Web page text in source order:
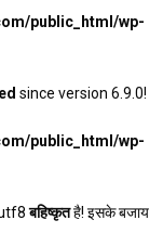
public_html/wp-
since version 6.9.0!
public_html/wp-
बहिष्कृतहै! इसके बजाय